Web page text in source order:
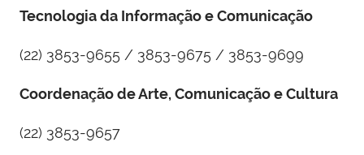
Tecnologia da Informação e Comunicação
(22) 3853-9655 / 3853-9675 / 3853-9699
Coordenação de Arte, Comunicação e Cultura
(22) 3853-9657